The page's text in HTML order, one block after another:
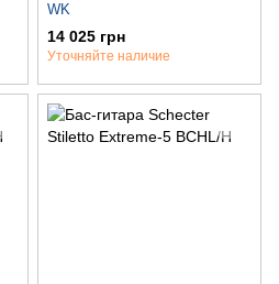
WK
14 025 грн
Уточняйте наличие